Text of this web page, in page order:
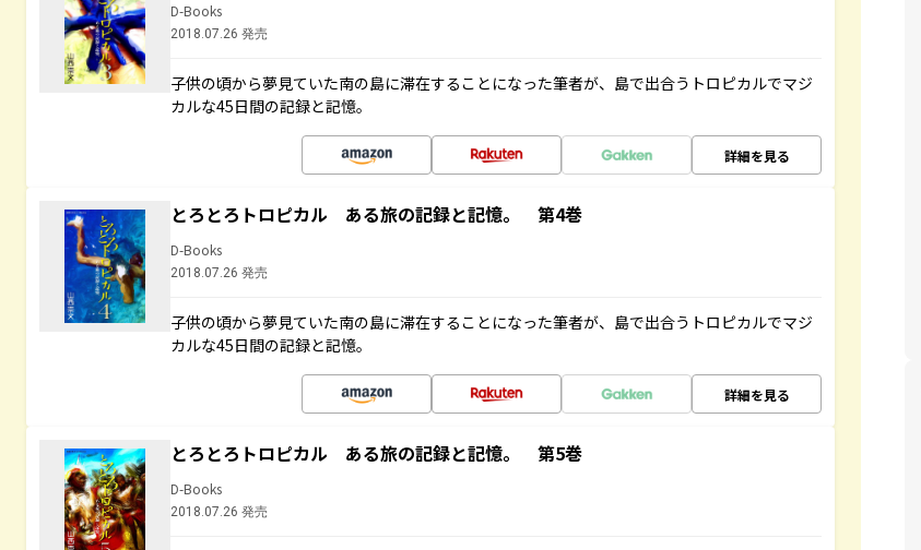
D-Books
2018.07.26 発売
子供の頃から夢見ていた南の島に滞在することになった筆者が、島で出合うトロピカルでマジ
カルな45日間の記録と記憶。
詳細を見る
とろとろトロピカル ある旅の記録と記憶。 第4巻
D-Books
2018.07.26 発売
子供の頃から夢見ていた南の島に滞在することになった筆者が、島で出合うトロピカルでマジ
カルな45日間の記録と記憶。
詳細を見る
とろとろトロピカル ある旅の記録と記憶。 第5巻
D-Books
2018.07.26 発売